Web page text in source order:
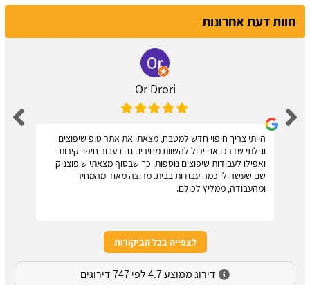
חוות דעת אחרונות
Or Drori
הייתי צריך חיפוי חדש למטבח, מצאתי את אתר טופ שיפוצים
וגילתי שדרכו אני יכול להשוות מחירים גם בעבור חיפוי קירות
ואפילו לעבודות שיפוצים נוספות. כך שבסוף מצאתי שיפוצניק
שם שעשה לי כמה עבודות בבית. מרוצה מאוד מהמחיר
ומהעבודה, ממליץ לכולם.
לצפייה בכל הביקורות
דירוג ממוצע 4.7 לפי 747 דירוגים